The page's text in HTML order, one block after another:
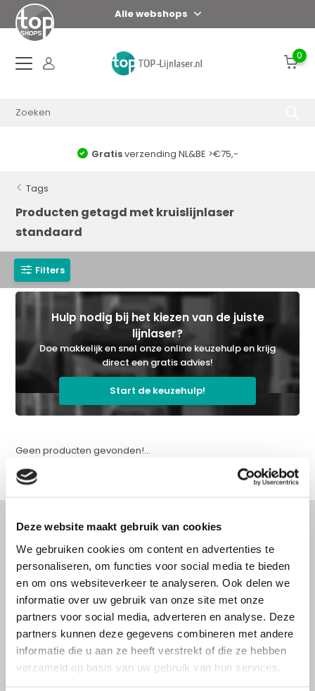
Deze website maakt gebruik van cookies
We gebruiken cookies om content en advertenties te
personaliseren, om functies voor social media te bieden
en om ons websiteverkeer te analyseren. Ook delen we
informatie over uw gebruik van onze site met onze
partners voor social media, adverteren en analyse. Deze
partners kunnen deze gegevens combineren met andere
informatie die u aan ze heeft verstrekt of die ze hebben
verzameld op basis van uw gebruik van hun services.
Alle webshops
0
Gratisverzending NL&BE >€75,-
Tags
Producten getagd met kruislijnlaser
standaard
Filters
Hulp nodig bij het kiezen van de juiste
lijnlaser?
Doe makkelijk en snel onze online keuzehulp en krijg
direct een gratis advies!
Start de keuzehulp!
Geen producten gevonden!...
Advies nodig?
Doe onze online keuzehulp of bel direct
met een specialist!
Doe onze online keuzehulp